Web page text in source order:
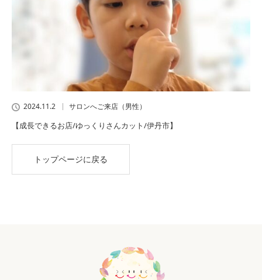
2024.11.2 サロンへご来店（男性）
【成長できるお店/ゆっくりさんカット/伊丹市】
トップページに戻る